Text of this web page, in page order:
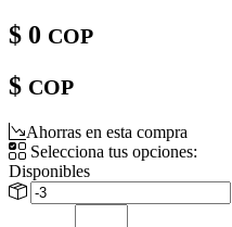
$ 0 COP
$ COP
Ahorras en esta compra
Selecciona tus opciones:
Disponibles